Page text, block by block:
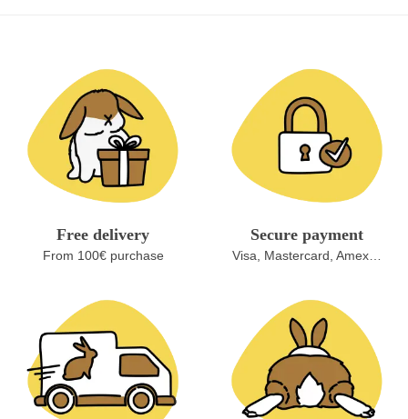
Free delivery
From 100€ purchase
Secure payment
Visa, Mastercard, Amex…